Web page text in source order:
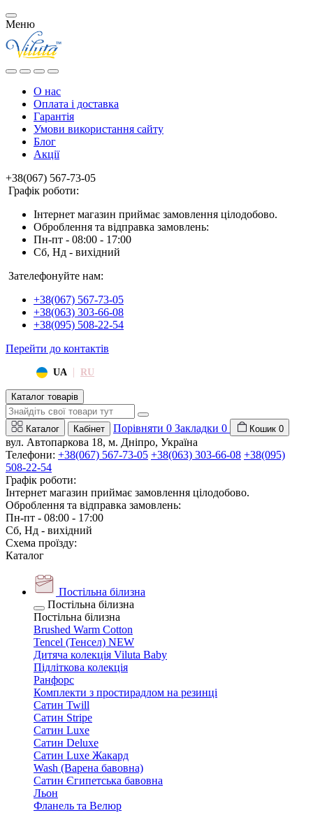
Меню
О нас
Оплата і доставка
Гарантія
Умови використання сайту
Блог
Акції
+38(067) 567-73-05
Графік роботи:
Інтернет магазин приймає замовлення цілодобово.
Оброблення та відправка замовлень:
Пн-пт - 08:00 - 17:00
Сб, Нд - вихідний
Зателефонуйте нам:
+38(067) 567-73-05
+38(063) 303-66-08
+38(095) 508-22-54
Перейти до контактів
UA | RU
Каталог товарів
Каталог Кабінет Порівняти 0 Закладки 0 Кошик 0
вул. Автопаркова 18, м. Дніпро, Україна
Телефони: +38(067) 567-73-05 +38(063) 303-66-08 +38(095)
508-22-54
Графік роботи:
Інтернет магазин приймає замовлення цілодобово.
Оброблення та відправка замовлень:
Пн-пт - 08:00 - 17:00
Сб, Нд - вихідний
Схема проїзду:
Каталог
Постільна білизна
Постільна білизна
Постільна білизна
Brushed Warm Cotton
Tencel (Тенсел) NEW
Дитяча колекція Viluta Baby
Підліткова колекція
Ранфорс
Комплекти з простирадлом на резинці
Сатин Twill
Сатин Stripe
Сатин Luxe
Сатин Deluxe
Сатин Luxe Жакард
Wash (Варена бавовна)
Сатин Єгипетська бавовна
Льон
Фланель та Велюр